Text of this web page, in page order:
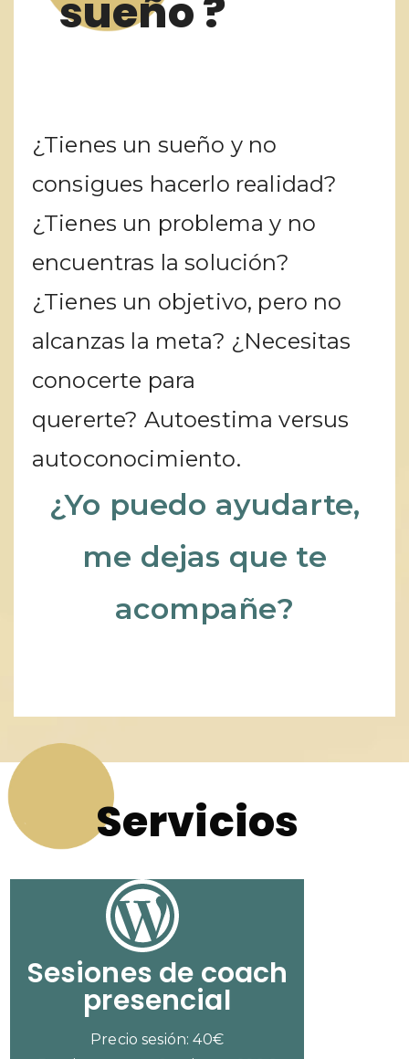
sueño ?
¿Tienes un sueño y no
consigues hacerlo realidad?
¿Tienes un problema y no
encuentras la solución?
¿Tienes un objetivo, pero no
alcanzas la meta? ¿Necesitas
conocerte para
quererte? Autoestima versus
autoconocimiento.
¿Yo puedo ayudarte,
me dejas que te
acompañe?
Servicios
Sesiones de coach
presencial
Precio sesión: 40€